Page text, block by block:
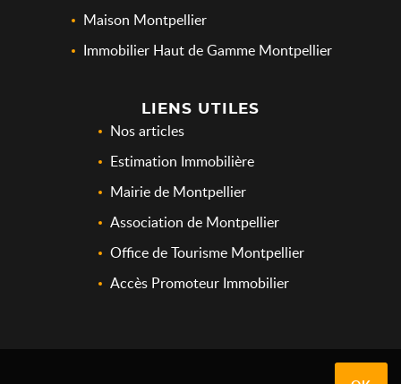
Maison Montpellier
Immobilier Haut de Gamme Montpellier
LIENS UTILES
Nos articles
Estimation Immobilière
Mairie de Montpellier
Association de Montpellier
Office de Tourisme Montpellier
Accès Promoteur Immobilier